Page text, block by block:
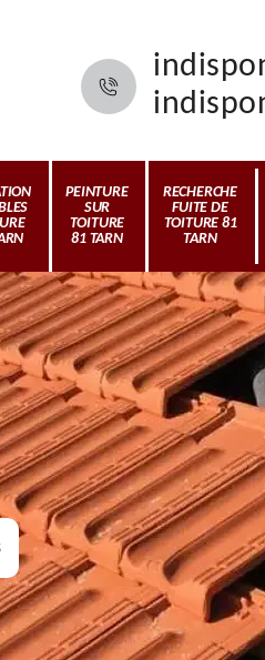
PEINTURE
SUR
TOITURE
81 TARN
RECHERCHE
FUITE DE
TOITURE 81
TARN